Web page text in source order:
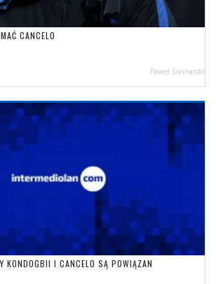
CANCELO
Paweł Świnarski
KONDOGBII I CANCELO SĄ POWIĄZAN